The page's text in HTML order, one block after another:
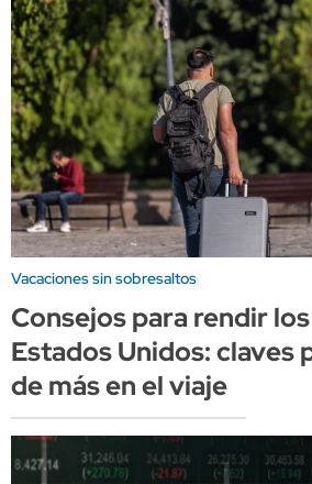
Vacaciones sin sobresaltos
Consejos para rendir
Estados Unidos: claves
de más en el viaje